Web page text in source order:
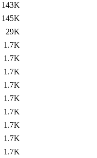
143K
145K
29K
1.7K
1.7K
1.7K
1.7K
1.7K
1.7K
1.7K
1.7K
1.7K